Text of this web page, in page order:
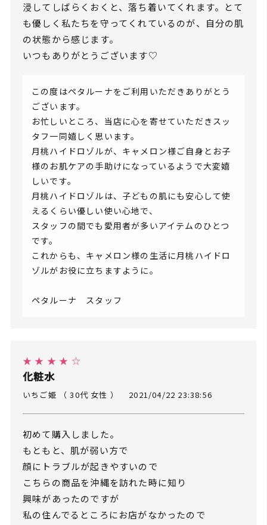
浸してしばらくおくと、落ち着いてくれます。とて
も優しく私たちを守ってくれているのが、自分の肌
の状態から感じます。
いつもありがとうございます♡
この度はペタルーナをご利用いただきありがとう
ございます。
お忙しいところ、当店に心を寄せていただきスッ
タフ一同嬉しく思います。
月桃ハイドロゾルが、キャメロン様ご自身とお子
様のお肌ケアの手助けになっているようで大変嬉
しいです。
月桃ハイドロゾルは、子どもの肌にも安心して使
えるくらい優しい使い心地で、
スタッフの間でも愛用者が多いアイテムのひとつ
です。
これからも、キャメロン様の生活に月桃ハイドロ
ゾルがお役に立ちますように。
ペタルーナ スタッフ
★ ★ ★ ★ ☆
化粧水
いちご姫 （ 30代 女性 ） 2021/04/22 23:38:56
初めて購入しました。
もともと、肌が弱い方で
顔にトラブルが起きやすいので
こちらの商品を沖縄を訪れた時に知り
興味があったのですが
私の住んでるところにお店がなかったので